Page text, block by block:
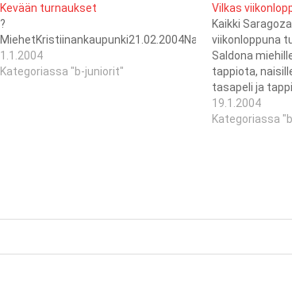
Kevään turnaukset
?
1.1.2004
Kategoriassa "b-juniorit"
Vilkas
Kaikki
viikonloppuna
Saldona
tappiota,
tasapeli ja
kaksi tappiota
tappiot
19.1.2004
Kategoriassa